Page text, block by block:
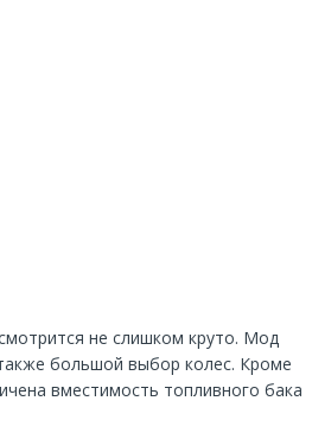
не слишком круто. Мод
большой выбор колес. Кроме
вместимость топливного бака